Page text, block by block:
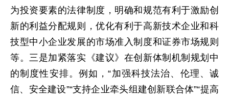
为投资要素的法律制度，明确和规范有利于激励创
新的利益分配规则，优化有利于高新技术企业和科
技型中小企业发展的市场准入制度和证券市场规则
等。三是加紧落实《建议》在创新体制机制规划中
的制度性安排。例如，“加强科技法治、伦理、诚
信、安全建设”“支持企业牵头组建创新联合体”“提高